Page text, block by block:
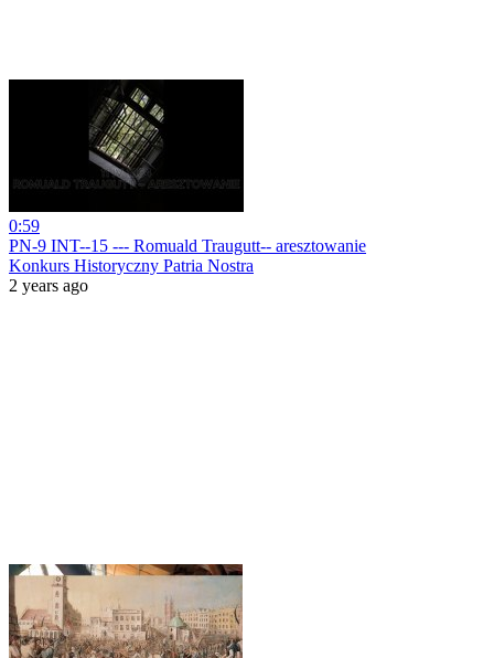
0:59
PN-9 INT--15 --- Romuald Traugutt-- aresztowanie
Konkurs Historyczny Patria Nostra
2 years ago